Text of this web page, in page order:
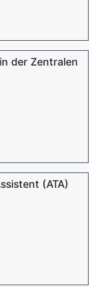
der Zentralen
(ATA)